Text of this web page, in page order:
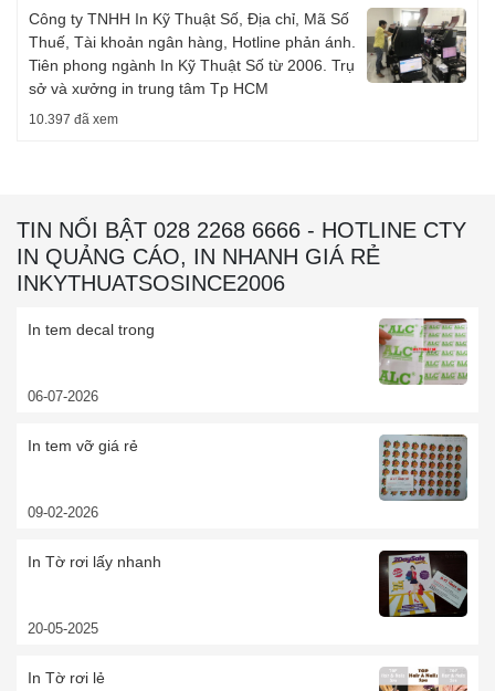
Công ty TNHH In Kỹ Thuật Số, Địa chỉ, Mã Số
Thuế, Tài khoản ngân hàng, Hotline phản ánh.
Tiên phong ngành In Kỹ Thuật Số từ 2006. Trụ
sở và xưởng in trung tâm Tp HCM
10.397 đã xem
TIN NỔI BẬT 028 2268 6666 - HOTLINE CTY
IN QUẢNG CÁO, IN NHANH GIÁ RẺ
INKYTHUATSOSINCE2006
In tem decal trong
06-07-2026
In tem vỡ giá rẻ
09-02-2026
In Tờ rơi lấy nhanh
20-05-2025
In Tờ rơi lẻ